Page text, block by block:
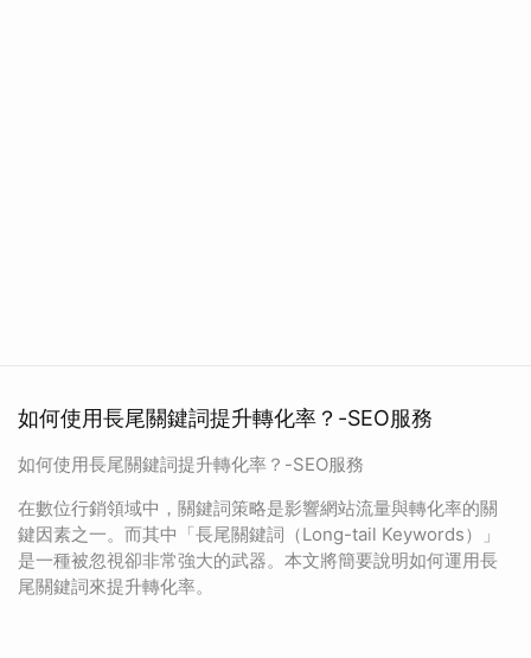
如何使用長尾關鍵詞提升轉化率？-SEO服務
如何使用長尾關鍵詞提升轉化率？-SEO服務
在數位行銷領域中，關鍵詞策略是影響網站流量與轉化率的關
鍵因素之一。而其中「長尾關鍵詞（Long-tail Keywords）」
是一種被忽視卻非常強大的武器。本文將簡要說明如何運用長
尾關鍵詞來提升轉化率。